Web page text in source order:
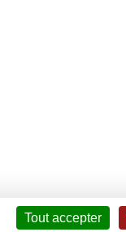
Tout accepter